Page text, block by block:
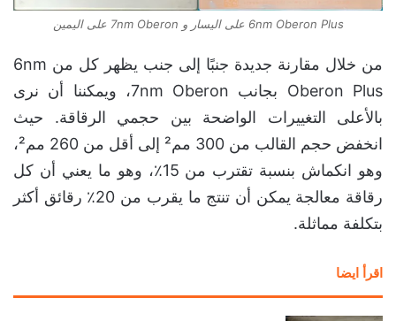
6nm Oberon Plus على اليسار و 7nm Oberon على اليمين
من خلال مقارنة جديدة جنبًا إلى جنب يظهر كل من 6nm
Oberon Plus بجانب 7nm Oberon، ويمكننا أن نرى
بالأعلى التغييرات الواضحة بين حجمي الرقاقة. حيث
انخفض حجم القالب من 300 مم² إلى أقل من 260 مم²،
وهو انكماش بنسبة تقترب من 15٪، وهو ما يعني أن كل
رقاقة معالجة يمكن أن تنتج ما يقرب من 20٪ رقائق أكثر
بتكلفة مماثلة.
اقرأ ايضا